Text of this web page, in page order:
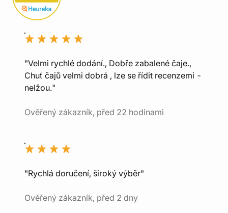
"Velmi rychlé dodání., Dobře zabalené čaje.,
Chuť čajů velmi dobrá , lze se řídit recenzemi -
nelžou."
Ověřený zákazník, před 22 hodinami
"Rychlá doručení, široký výběr"
Ověřený zákazník, před 2 dny